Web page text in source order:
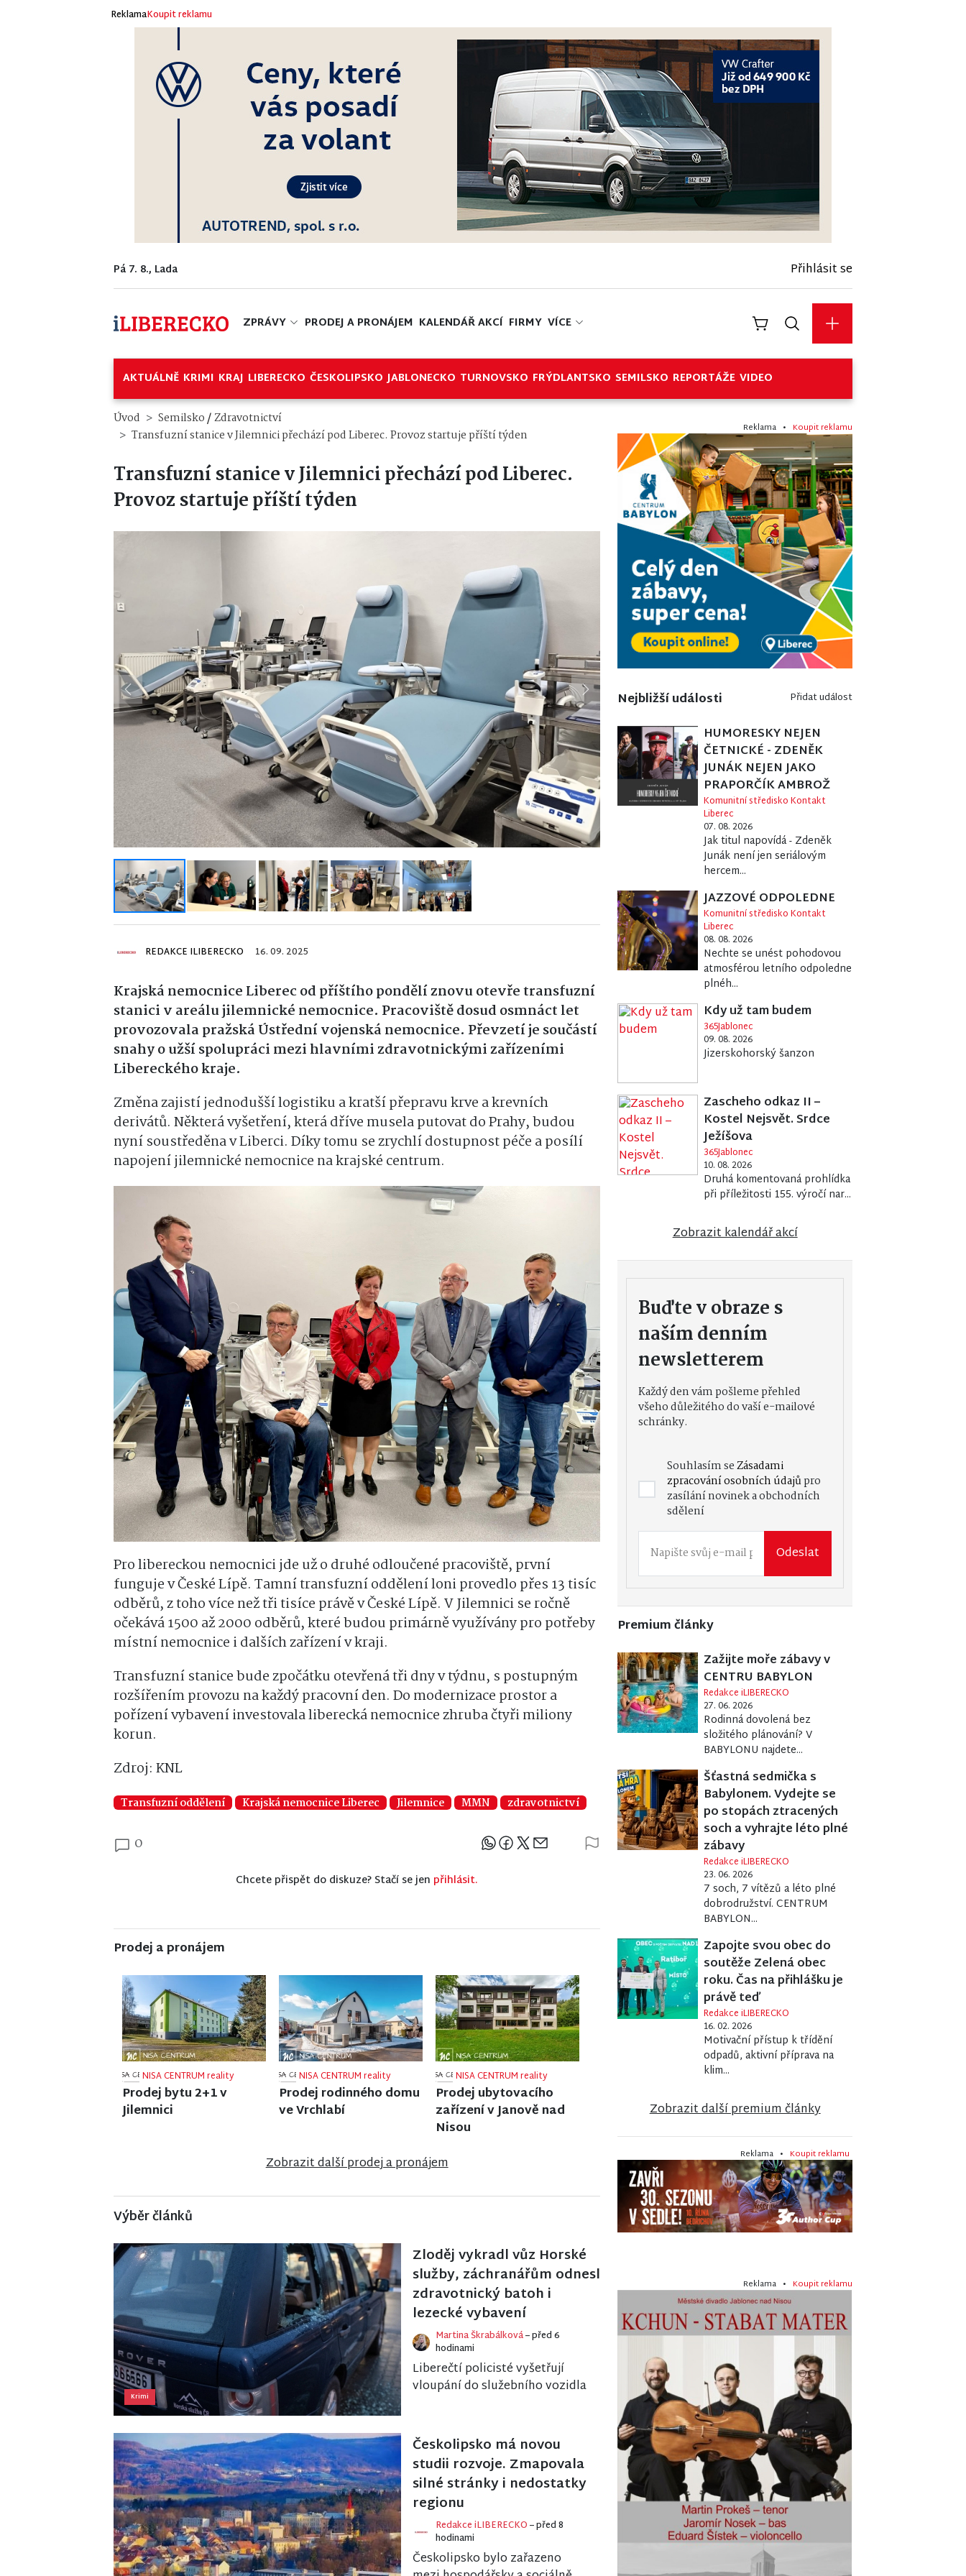
ReklamaKoupit reklamu
Pá 7. 8., Lada Přihlásit se
ZPRÁVY PRODEJ A PRONÁJEM KALENDÁŘ AKCÍ FIRMY VÍCE
AKTUÁLNĚ KRIMI KRAJ LIBERECKO ČESKOLIPSKO JABLONECKO TURNOVSKO FRÝDLANTSKO SEMILSKO REPORTÁŽE VIDEO
Úvod Semilsko/Zdravotnictví
Transfuzní stanice v Jilemnici přechází pod Liberec. Provoz startuje příští týden
Transfuzní stanice v Jilemnici přechází pod Liberec.
Provoz startuje příští týden
Previous Next
REDAKCE ILIBERECKO 16. 09. 2025
Krajská nemocnice Liberec od příštího pondělí znovu otevře transfuzní
stanici v areálu jilemnické nemocnice. Pracoviště dosud osmnáct let
provozovala pražská Ústřední vojenská nemocnice. Převzetí je součástí
snahy o užší spolupráci mezi hlavními zdravotnickými zařízeními
Libereckého kraje.
Změna zajistí jednodušší logistiku a kratší přepravu krve a krevních
derivátů. Některá vyšetření, která dříve musela putovat do Prahy, budou
nyní soustředěna v Liberci. Díky tomu se zrychlí dostupnost péče a posílí
napojení jilemnické nemocnice na krajské centrum.
Pro libereckou nemocnici jde už o druhé odloučené pracoviště, první
funguje v České Lípě. Tamní transfuzní oddělení loni provedlo přes 13 tisíc
odběrů, z toho více než tři tisíce právě v České Lípě. V Jilemnici se ročně
očekává 1500 až 2000 odběrů, které budou primárně využívány pro potřeby
místní nemocnice i dalších zařízení v kraji.
Transfuzní stanice bude zpočátku otevřená tři dny v týdnu, s postupným
rozšířením provozu na každý pracovní den. Do modernizace prostor a
pořízení vybavení investovala liberecká nemocnice zhruba čtyři miliony
korun.
Zdroj: KNL
Transfuzní oddělení Krajská nemocnice Liberec Jilemnice MMN zdravotnictví
0
Sdílejte článek
Chcete přispět do diskuze? Stačí se jen přihlásit.
Prodej a pronájem
NISA CENTRUM reality
Prodej rodinného domu
ve Frýdlantu
NISA CENTRUM reality
Prodej rodinného domu
v Jiřetíně pod Bukovou
NISA CENTRUM reality
Prodej činžovního domu
v Jablonci nad Nisou
Zobrazit další prodej a pronájem
Výběr článků
Krimi
Zloděj vykradl vůz Horské
služby, záchranářům odnesl
zdravotnický batoh i
lezecké vybavení
Martina Škrabálková– před 6
hodinami
Liberečtí policisté vyšetřují
vloupání do služebního vozidla
Březinově ulici. Z...
Českolipsko má novou
studii rozvoje. Zmapovala
silné stránky i nedostatky
regionu
Redakce iLIBERECKO– před 8
hodinami
Českolipsko bylo zařazeno
Reklama • Koupit reklamu
Nejbližší události Přidat událost
HUMORESKY NEJEN
ČETNICKÉ - ZDENĚK
JUNÁK NEJEN JAKO
PRAPORČÍK AMBROŽ
Komunitní středisko Kontakt
Liberec
07. 08. 2026
Jak titul napovídá - Zdeněk
Junák není jen seriálovým
hercem...
JAZZOVÉ ODPOLEDNE
Komunitní středisko Kontakt
Liberec
08. 08. 2026
Nechte se unést pohodovou
atmosférou letního odpoledne
plnéh...
Kdy už tam budem
365Jablonec
09. 08. 2026
Jizerskohorský šanzon
Zascheho odkaz II –
Kostel Nejsvět. Srdce
Ježíšova
365Jablonec
10. 08. 2026
Druhá komentovaná prohlídka
při příležitosti 155. výročí nar...
Zobrazit kalendář akcí
Buďte v obraze s
naším denním
newsletterem
Každý den vám pošleme přehled
všeho důležitého do vaší e-mailové
schránky.
Souhlasím seZásadami
zpracování osobních údajůpro
zasílání novinek a obchodních
sdělení
Odeslat
Premium články
Zažijte moře zábavy v
CENTRU BABYLON
Redakce iLIBERECKO
27. 06. 2026
Rodinná dovolená bez
složitého plánování? V
BABYLONU najdete...
Šťastná sedmička s
Babylonem. Vydejte se
po stopách ztracených
soch a vyhrajte léto plné
zábavy
Redakce iLIBERECKO
23. 06. 2026
7 soch, 7 vítězů a léto plné
dobrodružství. CENTRUM
BABYLON...
Zapojte svou obec do
soutěže Zelená obec
roku. Čas na přihlášku je
právě teď
Redakce iLIBERECKO
16. 02. 2026
Motivační přístup k třídění
odpadů, aktivní příprava na
klim...
Zobrazit další premium články
Reklama • Koupit reklamu
Reklama • Koupit reklamu